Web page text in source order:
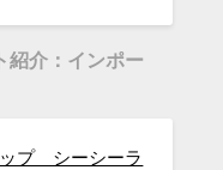
紹介：インポー